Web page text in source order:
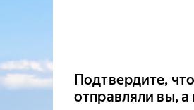
Подтвердите,
отправляли вы, а